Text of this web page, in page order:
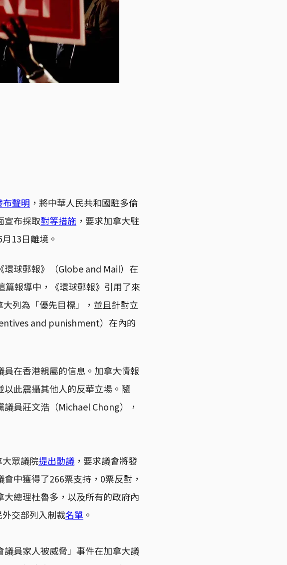
布聲明 ，將中華人民共和國駐多倫
宣布採取對等措施 ，要求加拿大駐
13日離境。
球郵報》（Globe and Mail）在
篇報導中，《環球郵報》引用了來
列為「優先目標」，並且針對立
and punishment）在內的
在香港親屬的信息。加拿大情報
此震攝其他人的反華立場。隨
員莊文浩（Michael Chong），
大眾議院提出動議 ，要求議會將發
中獲得了266票支持，0票反對，
大總理杜魯多，以及所有的政府內
交部列入制裁名單 。
員家人被威脅」事件在加拿大議